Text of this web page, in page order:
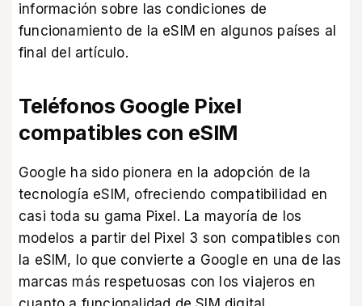
información sobre las condiciones de
funcionamiento de la eSIM en algunos países al
final del artículo.
Teléfonos Google Pixel
compatibles con eSIM
Google ha sido pionera en la adopción de la
tecnología eSIM, ofreciendo compatibilidad en
casi toda su gama Pixel. La mayoría de los
modelos a partir del Pixel 3 son compatibles con
la eSIM, lo que convierte a Google en una de las
marcas más respetuosas con los viajeros en